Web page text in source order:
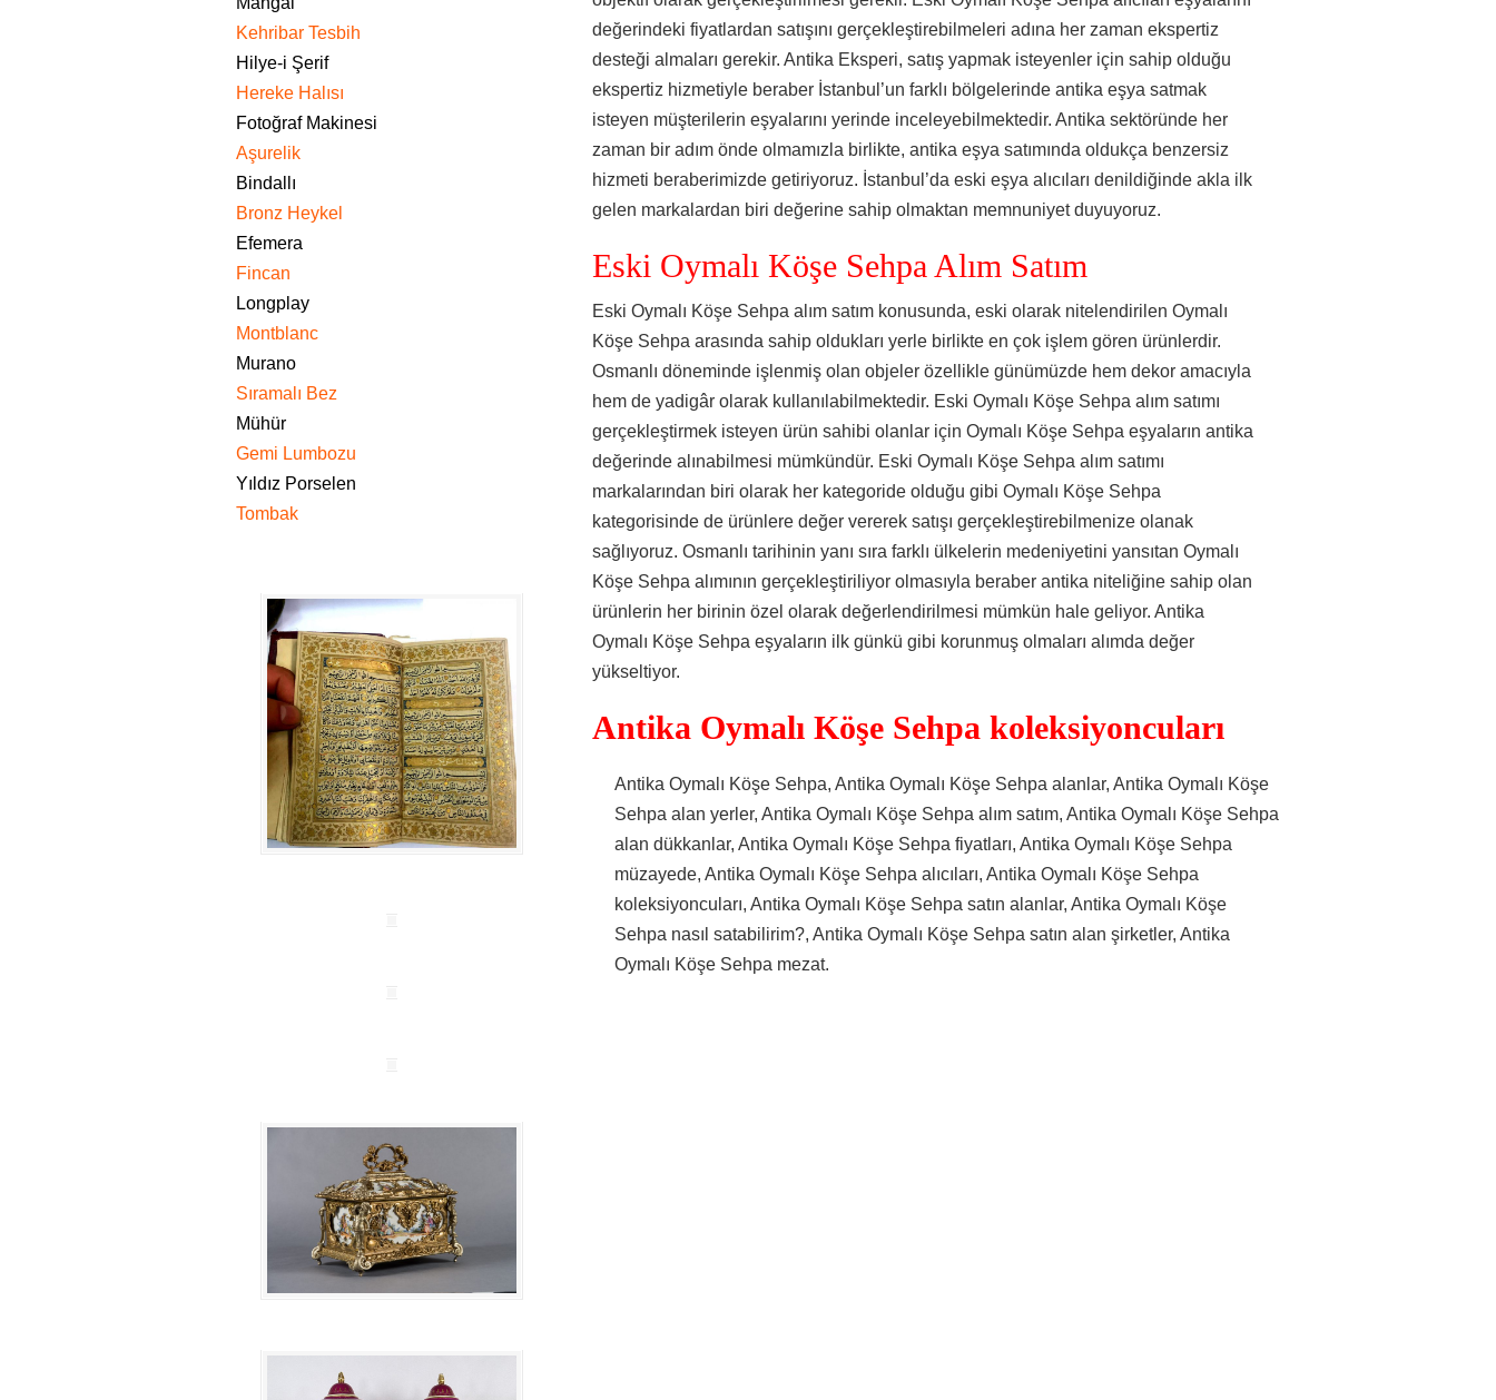
değerindeki fiyatlardan satışını gerçekleştirebilmeleri adına her zaman ekspertiz
desteği almaları gerekir. Antika Eksperi, satış yapmak isteyenler için sahip olduğu
ekspertiz hizmetiyle beraber İstanbul’un farklı bölgelerinde antika eşya satmak
isteyen müşterilerin eşyalarını yerinde inceleyebilmektedir. Antika sektöründe her
zaman bir adım önde olmamızla birlikte, antika eşya satımında oldukça benzersiz
hizmeti beraberimizde getiriyoruz. İstanbul’da eski eşya alıcıları denildiğinde akla ilk
gelen markalardan biri değerine sahip olmaktan memnuniyet duyuyoruz.
Eski Oymalı Köşe Sehpa Alım Satım
Eski Oymalı Köşe Sehpa alım satım konusunda, eski olarak nitelendirilen Oymalı
Köşe Sehpa arasında sahip oldukları yerle birlikte en çok işlem gören ürünlerdir.
Osmanlı döneminde işlenmiş olan objeler özellikle günümüzde hem dekor amacıyla
hem de yadigâr olarak kullanılabilmektedir. Eski Oymalı Köşe Sehpa alım satımı
gerçekleştirmek isteyen ürün sahibi olanlar için Oymalı Köşe Sehpa eşyaların antika
değerinde alınabilmesi mümkündür. Eski Oymalı Köşe Sehpa alım satımı
markalarından biri olarak her kategoride olduğu gibi Oymalı Köşe Sehpa
kategorisinde de ürünlere değer vererek satışı gerçekleştirebilmenize olanak
sağlıyoruz. Osmanlı tarihinin yanı sıra farklı ülkelerin medeniyetini yansıtan Oymalı
Köşe Sehpa alımının gerçekleştiriliyor olmasıyla beraber antika niteliğine sahip olan
ürünlerin her birinin özel olarak değerlendirilmesi mümkün hale geliyor. Antika
Oymalı Köşe Sehpa eşyaların ilk günkü gibi korunmuş olmaları alımda değer
yükseltiyor.
Antika Oymalı Köşe Sehpa koleksiyoncuları
Antika Oymalı Köşe Sehpa, Antika Oymalı Köşe Sehpa alanlar, Antika Oymalı Köşe
Sehpa alan yerler, Antika Oymalı Köşe Sehpa alım satım, Antika Oymalı Köşe Sehpa
alan dükkanlar, Antika Oymalı Köşe Sehpa fiyatları, Antika Oymalı Köşe Sehpa
müzayede, Antika Oymalı Köşe Sehpa alıcıları, Antika Oymalı Köşe Sehpa
koleksiyoncuları, Antika Oymalı Köşe Sehpa satın alanlar, Antika Oymalı Köşe
Sehpa nasıl satabilirim?, Antika Oymalı Köşe Sehpa satın alan şirketler, Antika
Oymalı Köşe Sehpa mezat.
Kehribar Tesbih
Hilye-i Şerif
Hereke Halısı
Fotoğraf Makinesi
Aşurelik
Bindallı
Bronz Heykel
Efemera
Fincan
Longplay
Montblanc
Murano
Sıramalı Bez
Mühür
Gemi Lumbozu
Yıldız Porselen
Tombak